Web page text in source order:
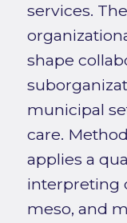
services.
shape
municipal
care.
applies a
interpreting
meso, and